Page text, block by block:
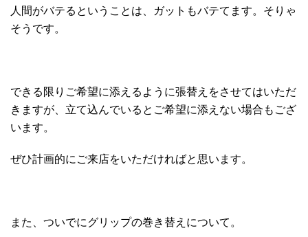
人間がバテるということは、ガットもバテてます。そりゃ
そうです。
できる限りご希望に添えるように張替えをさせてはいただ
きますが、立て込んでいるとご希望に添えない場合もござ
います。
ぜひ計画的にご来店をいただければと思います。
また、ついでにグリップの巻き替えについて。